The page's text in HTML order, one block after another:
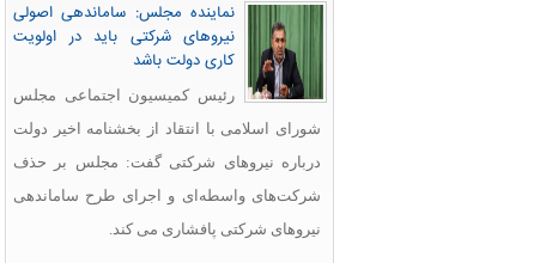
نماینده مجلس: ساماندهی اصولی
نیروهای شرکتی باید در اولویت
کاری دولت باشد
رئیس کمیسیون اجتماعی مجلس
شورای اسلامی با انتقاد از بخشنامه اخیر دولت
درباره نیروهای شرکتی گفت: مجلس بر حذف
شرکت‌های واسطه‌ای و اجرای طرح ساماندهی
نیروهای شرکتی پافشاری می کند.